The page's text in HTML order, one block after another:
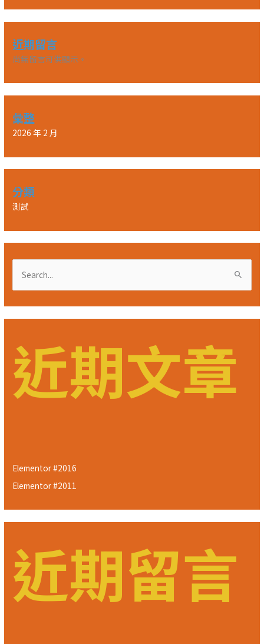
近期留言
尚無留言可供顯示。
彙整
2026 年 2 月
分類
測試
尋
關
近期文章
Elementor #2016
Elementor #2011
近期留言